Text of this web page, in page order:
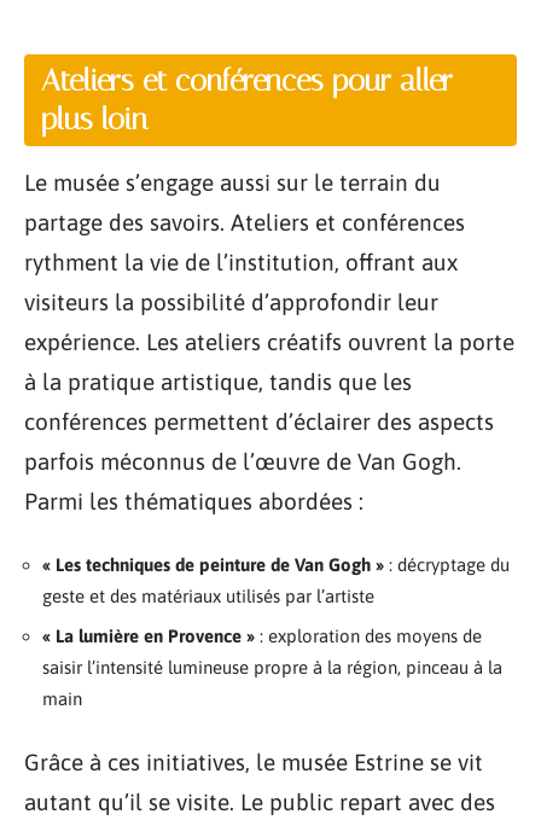
Ateliers et conférences pour aller
plus loin
Le musée s’engage aussi sur le terrain du
partage des savoirs. Ateliers et conférences
rythment la vie de l’institution, offrant aux
visiteurs la possibilité d’approfondir leur
expérience. Les ateliers créatifs ouvrent la porte
à la pratique artistique, tandis que les
conférences permettent d’éclairer des aspects
parfois méconnus de l’œuvre de Van Gogh.
Parmi les thématiques abordées :
« Les techniques de peinture de Van Gogh » : décryptage du
geste et des matériaux utilisés par l’artiste
« La lumière en Provence » : exploration des moyens de
saisir l’intensité lumineuse propre à la région, pinceau à la
main
Grâce à ces initiatives, le musée Estrine se vit
autant qu’il se visite. Le public repart avec des